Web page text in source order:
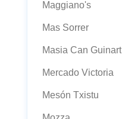
Maggiano's
Mas Sorrer
Masia Can Guinart
Mercado Victoria
Mesón Txistu